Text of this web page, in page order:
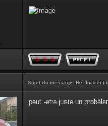
Sujet du message: Re: Incident
peut -etre juste un